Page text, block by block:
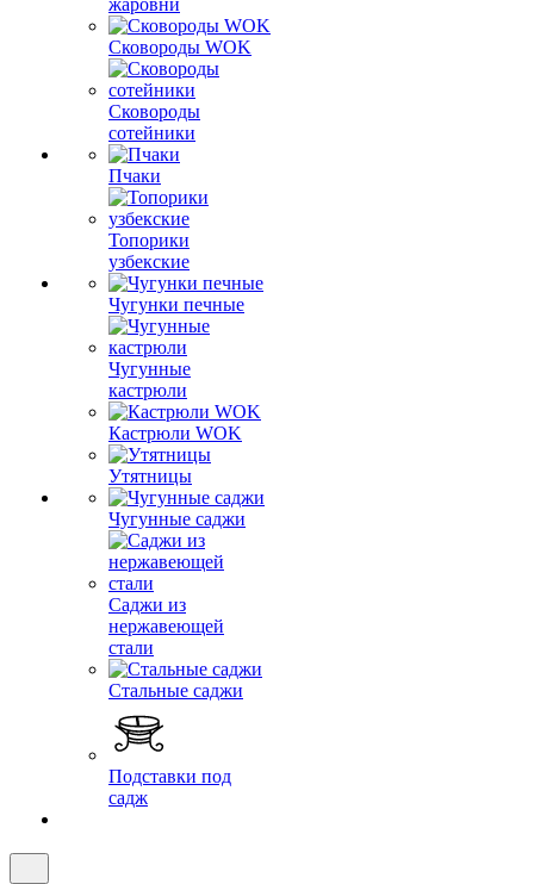
жаровни
Сковороды WOK
Сковороды
сотейники
Пчаки
Топорики
узбекские
Чугунки печные
Чугунные
кастрюли
Кастрюли WOK
Утятницы
Чугунные саджи
Саджи из
нержавеющей
стали
Стальные саджи
Подставки под
садж